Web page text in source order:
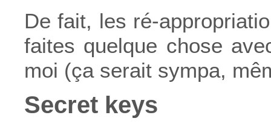
De fait, les ré-
faites quelque chose
moi (ça serait sympa,
Secret keys